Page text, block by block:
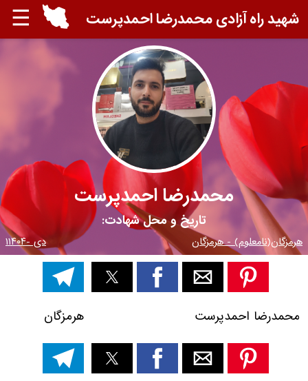
☰ شهید راه آزادی محمدرضا احمدپرست
محمدرضا احمدپرست
تاریخ و محل شهادت:
هرمزگان(نامعلوم) - هرمزگان دی -۱۱۴۰۴
محمدرضا احمدپرست هرمزگان